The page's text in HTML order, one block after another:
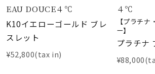
EAU DOUCE４℃
K10イエローゴールド ブレ
スレット
¥52,800(tax in)
４℃
【プラチナ
ー】
プラチナ